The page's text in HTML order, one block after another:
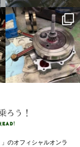
のオフィシャルオンラ